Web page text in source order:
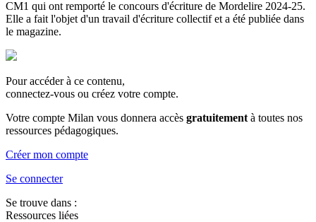
CM1 qui ont remporté le concours d'écriture de Mordelire 2024-25.
Elle a fait l'objet d'un travail d'écriture collectif et a été publiée dans
le magazine.
Pour accéder à ce contenu,
connectez-vous ou créez votre compte.
Votre compte Milan vous donnera accès gratuitement à toutes nos
ressources pédagogiques.
Créer mon compte
Se connecter
Se trouve dans :
Ressources liées